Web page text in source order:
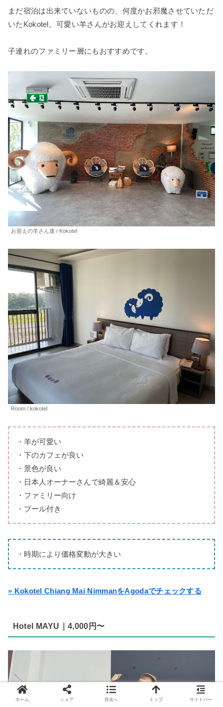
まだ宿泊は出来ていないものの、何度かお邪魔させていただ
いたKokotel。可愛い羊さんがお迎えしてくれます！
子連れのファミリー層にもおすすめです。
お迎えの羊さん達 / Kokotel
Room / kokotel
・羊が可愛い
・下のカフェが良い
・景色が良い
・日本人オーナーさんで綺麗＆安心
・ファミリー向け
・プール付き
・時期により価格変動が大きい
» Kokotel Chiang Mai NimmanをAgodaでチェックする
Hotel MAYU｜4,000円〜
ホーム シェア 目次へ トップ サイドバー